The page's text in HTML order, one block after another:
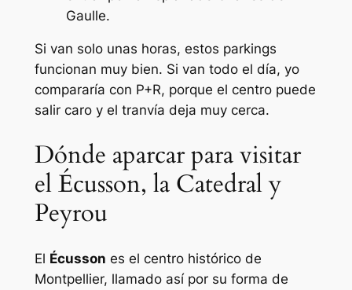
Gaulle.
Si van solo unas horas, estos parkings
funcionan muy bien. Si van todo el día, yo
compararía con P+R, porque el centro puede
salir caro y el tranvía deja muy cerca.
Dónde aparcar para visitar
el Écusson, la Catedral y
Peyrou
El Écusson es el centro histórico de
Montpellier, llamado así por su forma de